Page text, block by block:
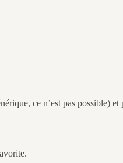
ce n’est pas possible) et